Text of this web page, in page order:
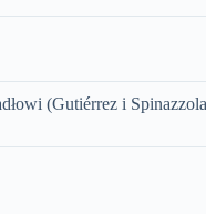
(Gutiérrez i